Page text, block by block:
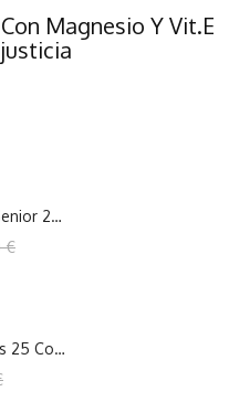
Magnesio Y Vit.E
Proapic Jalea Senior 20 Viales 10 Ml...
€
Sales Minerales 25 Comp. Ana Maria...